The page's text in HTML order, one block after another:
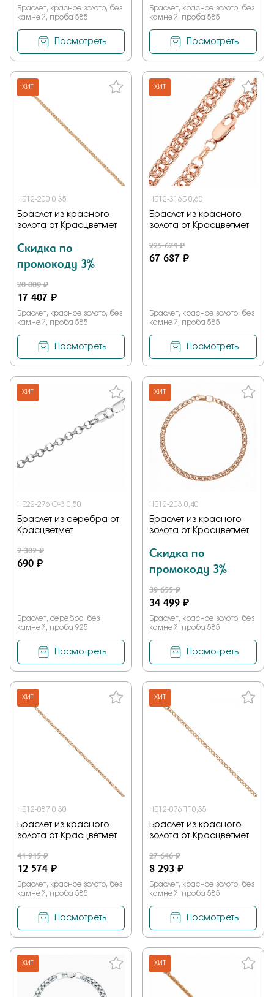
Браслет, красное золото, без
камней, проба 585
Посмотреть
Браслет, красное золото, без
камней, проба 585
Посмотреть
ХИТ
НБ12-200 0,35
Браслет из красного
золота от Красцветмет
Скидка по
промокоду 3%
20 009 ₽
17 407 ₽
Браслет, красное золото, без
камней, проба 585
Посмотреть
ХИТ
НБ12-316Б 0,60
Браслет из красного
золота от Красцветмет
225 624 ₽
67 687 ₽
Браслет, красное золото, без
камней, проба 585
Посмотреть
ХИТ
НБ22-276Ю-3 0,50
Браслет из серебра от
Красцветмет
2 302 ₽
690 ₽
Браслет, серебро, без
камней, проба 925
Посмотреть
ХИТ
НБ12-203 0,40
Браслет из красного
золота от Красцветмет
Скидка по
промокоду 3%
39 655 ₽
34 499 ₽
Браслет, красное золото, без
камней, проба 585
Посмотреть
ХИТ
НБ12-087 0,30
Браслет из красного
золота от Красцветмет
41 915 ₽
12 574 ₽
Браслет, красное золото, без
камней, проба 585
Посмотреть
ХИТ
НБ12-076ПГ 0,35
Браслет из красного
золота от Красцветмет
27 646 ₽
8 293 ₽
Браслет, красное золото, без
камней, проба 585
Посмотреть
ХИТ ХИТ